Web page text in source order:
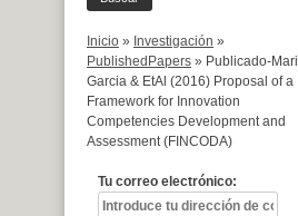
Inicio » Investigación »
PublishedPapers » Publicado-
Garcia & EtAl (2016) Proposal of a
Framework for Innovation
Competencies Development and
Assessment (FINCODA)
Tu correo electrónico: